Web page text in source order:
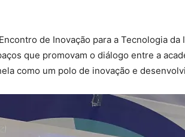
de Inovação para a Tecnologia
que promovam o diálogo entre a
como um polo de inovação e